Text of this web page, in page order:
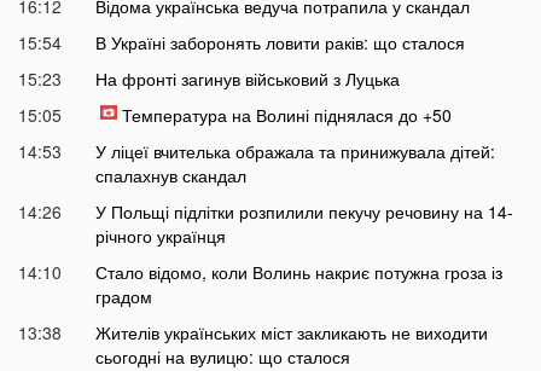
16:12
Відома українська ведуча потрапила у скандал
15:54
В Україні заборонять ловити раків: що сталося
15:23
На фронті загинув військовий з Луцька
15:05
Температура на Волині піднялася до +50
14:53
У ліцеї вчителька ображала та принижувала дітей:
спалахнув скандал
14:26
У Польщі підлітки розпилили пекучу речовину на 14-
річного українця
14:10
Стало відомо, коли Волинь накриє потужна гроза із
градом
13:38
Жителів українських міст закликають не виходити
сьогодні на вулицю: що сталося